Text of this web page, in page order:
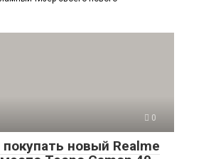
0
новый Realme